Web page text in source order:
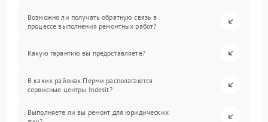
Возможно ли получать обратную связь в
процессе выполнения ремонтных работ?
Какую гарантию вы предоставляете?
В каких районах Перми располагаются
сервисные центры Indesit?
Выполняете ли вы ремонт для юридических